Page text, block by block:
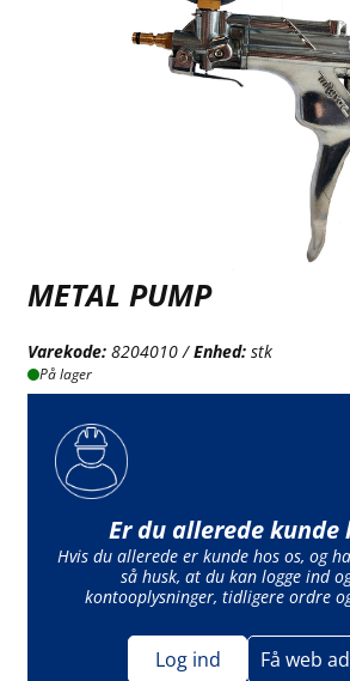
METAL PUMP
Varekode: 8204010 /Enhed: stk
På lager
Er du allerede kunde
Hvis du allerede er kunde hos os, og
så husk, at du kan logge ind
kontooplysninger, tidligere ordre
Log ind Få web